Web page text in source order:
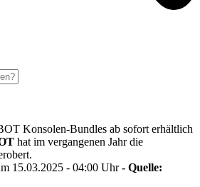
Konsolen-Bundles ab sofort erhältlich
hat im vergangenen Jahr die
15.03.2025 - 04:00 Uhr- Quelle: